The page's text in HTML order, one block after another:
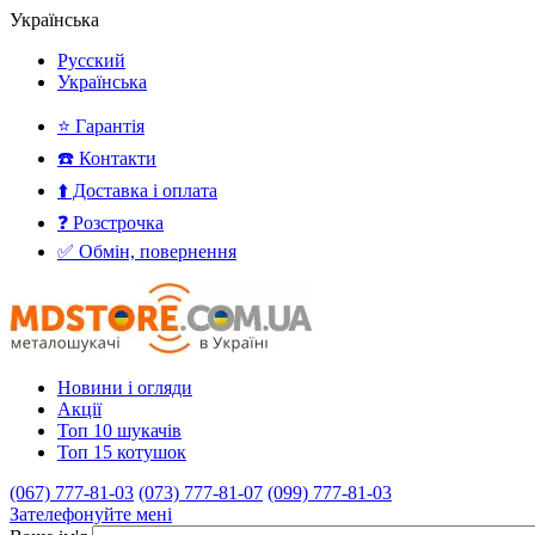
Українська
Русский
Українська
⭐ Гарантія
☎️ Контакти
⬆️ Доставка і оплата
❓ Розстрочка
✅ Обмін, повернення
Новини і огляди
Акції
Топ 10 шукачів
Топ 15 котушок
(067) 777-81-03 (073) 777-81-07 (099) 777-81-03
Зателефонуйте мені